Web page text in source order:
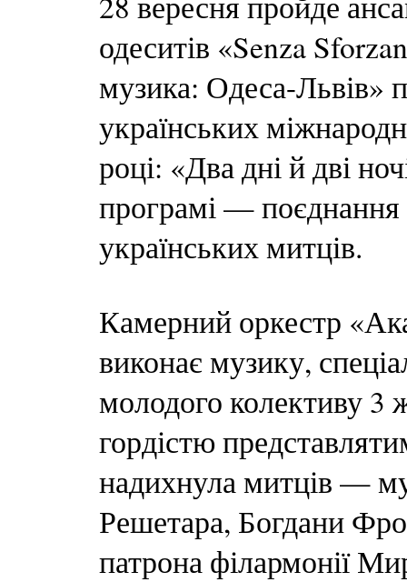
одеситів «Senza
музика: Одеса-Львів»
українських
році: «Два дні й дві
програмі — поєднання
українських митців.
Камерний оркестр
виконає музику,
молодого колективу 3
гордістю
надихнула митців —
Решетара, Богдани
патрона філармонії